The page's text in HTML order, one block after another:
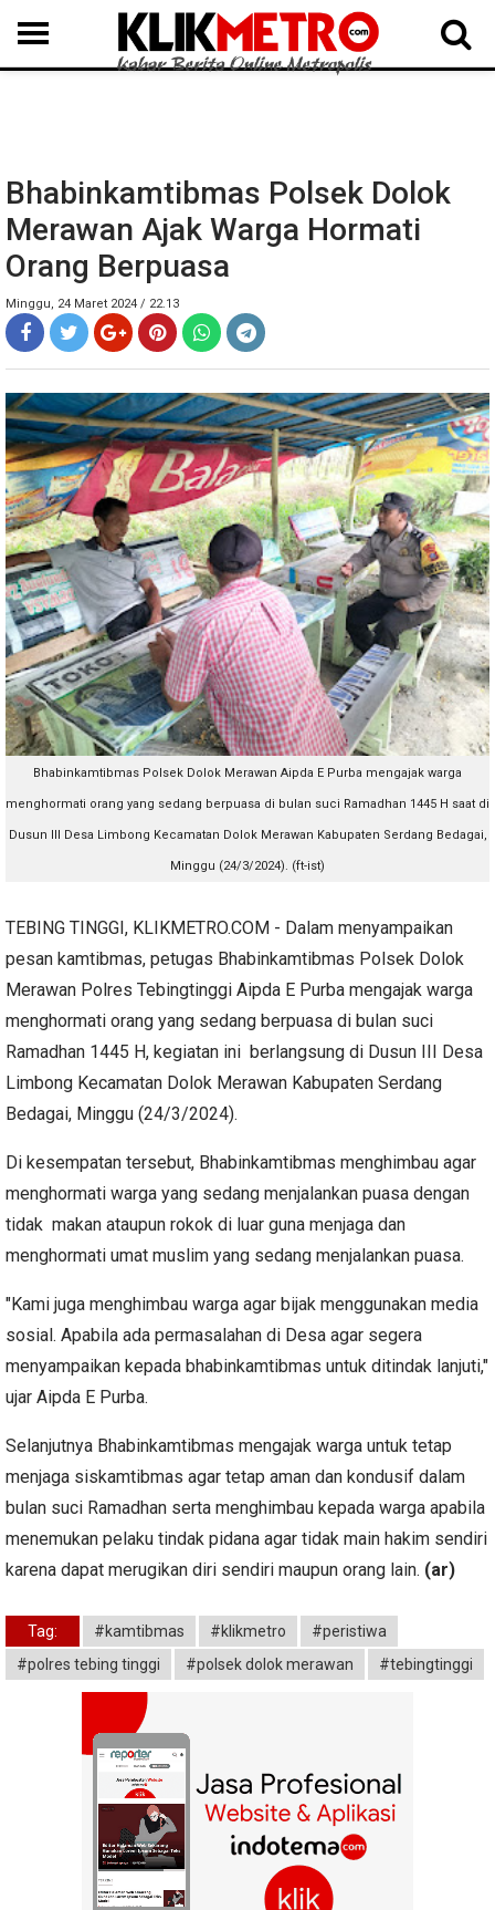
MEDAN LANGKAT DAIRI SAMOSIR TAPUT BATUBARA DELISERDANG
Bhabinkamtibmas Polsek Dolok
Merawan Ajak Warga Hormati
Orang Berpuasa
Minggu, 24 Maret 2024 / 22.13
Bhabinkamtibmas Polsek Dolok Merawan Aipda E Purba mengajak warga
menghormati orang yang sedang berpuasa di bulan suci Ramadhan 1445 H saat di
Dusun III Desa Limbong Kecamatan Dolok Merawan Kabupaten Serdang Bedagai,
Minggu (24/3/2024). (ft-ist)
TEBING TINGGI, KLIKMETRO.COM - Dalam menyampaikan
pesan kamtibmas, petugas Bhabinkamtibmas Polsek Dolok
Merawan Polres Tebingtinggi Aipda E Purba mengajak warga
menghormati orang yang sedang berpuasa di bulan suci
Ramadhan 1445 H, kegiatan ini berlangsung di Dusun III Desa
Limbong Kecamatan Dolok Merawan Kabupaten Serdang
Bedagai, Minggu (24/3/2024).
Di kesempatan tersebut, Bhabinkamtibmas menghimbau agar
menghormati warga yang sedang menjalankan puasa dengan
tidak makan ataupun rokok di luar guna menjaga dan
menghormati umat muslim yang sedang menjalankan puasa.
"Kami juga menghimbau warga agar bijak menggunakan media
sosial. Apabila ada permasalahan di Desa agar segera
menyampaikan kepada bhabinkamtibmas untuk ditindak lanjuti,"
ujar Aipda E Purba.
Selanjutnya Bhabinkamtibmas mengajak warga untuk tetap
menjaga siskamtibmas agar tetap aman dan kondusif dalam
bulan suci Ramadhan serta menghimbau kepada warga apabila
menemukan pelaku tindak pidana agar tidak main hakim sendiri
karena dapat merugikan diri sendiri maupun orang lain. (ar)
Tag: #kamtibmas #klikmetro
#peristiwa
#polres tebing tinggi
#polsek dolok merawan #tebingtinggi